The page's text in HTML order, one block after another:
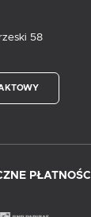
58
PŁATNOŚCI